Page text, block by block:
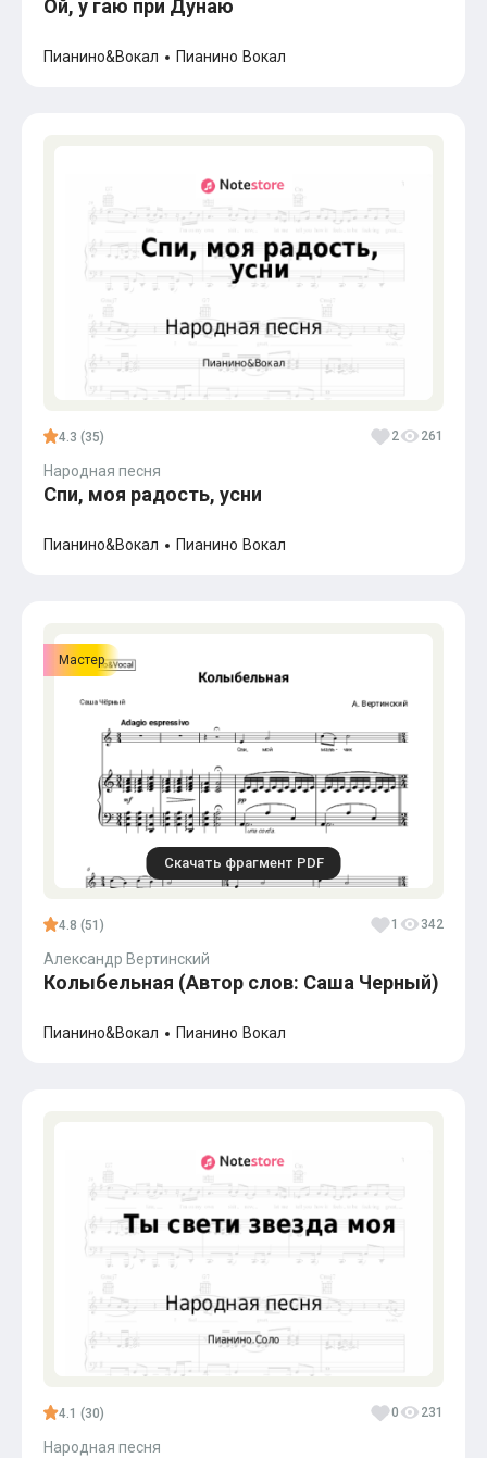
Ой, у гаю при Дунаю
Пианино&Вокал Пианино Вокал
4.3 (35) 2 261
Народная песня
Спи, моя радость, усни
Пианино&Вокал Пианино Вокал
Мастер
Скачать фрагмент PDF
4.8 (51) 1 342
Александр Вертинский
Колыбельная (Автор слов: Саша Черный)
Пианино&Вокал Пианино Вокал
4.1 (30) 0 231
Народная песня